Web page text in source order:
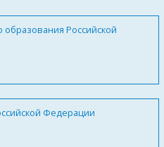
Российской
Федерации